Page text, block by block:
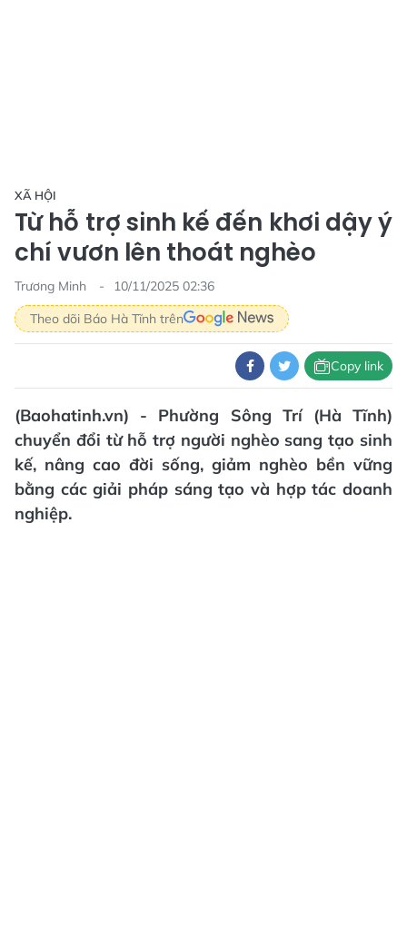
XÃ HỘI
Từ hỗ trợ sinh kế đến khơi dậy ý
chí vươn lên thoát nghèo
Trương Minh
10/11/2025 02:36
Theo dõi Báo Hà Tĩnh trên
Copy link
(Baohatinh.vn) - Phường Sông Trí (Hà Tĩnh)
chuyển đổi từ hỗ trợ người nghèo sang tạo sinh
kế, nâng cao đời sống, giảm nghèo bền vững
bằng các giải pháp sáng tạo và hợp tác doanh
nghiệp.